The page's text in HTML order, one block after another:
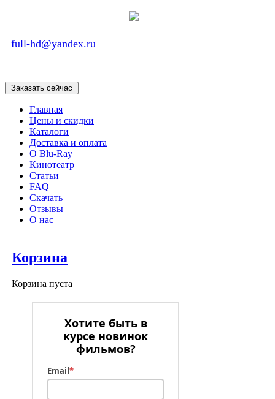
full-hd@yandex.ru
Главная
Цены и скидки
Каталоги
Доставка и оплата
О Blu-Ray
Кинотеатр
Статьи
FAQ
Скачать
Отзывы
О нас
Корзина
Корзина пуста
Хотите быть в
курсе новинок
фильмов?
Email*